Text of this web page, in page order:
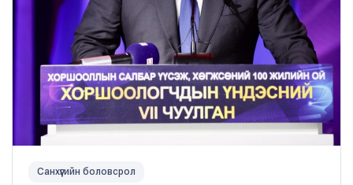
Санхүүгийн боловсрол